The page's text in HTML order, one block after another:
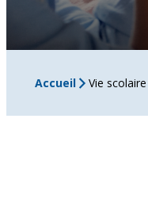
Accueil Vie scolaire